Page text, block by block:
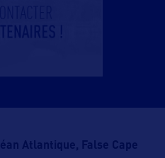
Atlantique, False Cape